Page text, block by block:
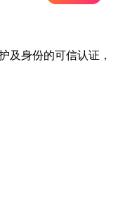
及身份的可信认证，